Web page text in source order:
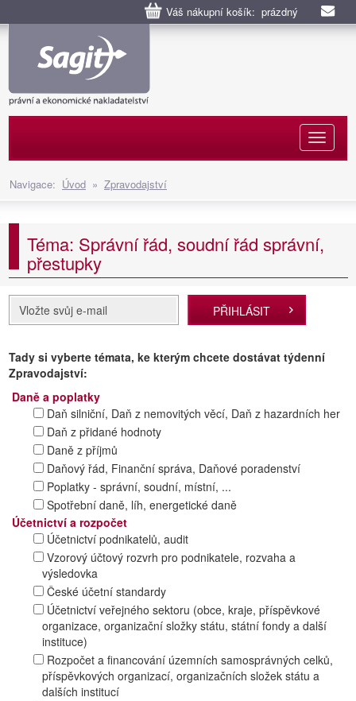
Váš nákupní košík: prázdný
Navigace: Úvod » Zpravodajství
Téma: Správní řád, soudní řád správní,
přestupky
PŘIHLÁSIT
Tady si vyberte témata, ke kterým chcete dostávat týdenní
Zpravodajství:
Daně a poplatky
Daň silniční, Daň z nemovitých věcí, Daň z hazardních her
Daň z přidané hodnoty
Daně z příjmů
Daňový řád, Finanční správa, Daňové poradenství
Poplatky - správní, soudní, místní, ...
Spotřební daně, líh, energetické daně
Účetnictví a rozpočet
Účetnictví podnikatelů, audit
Vzorový účtový rozvrh pro podnikatele, rozvaha a
výsledovka
České účetní standardy
Účetnictví veřejného sektoru (obce, kraje, příspěvkové
organizace, organizační složky státu, státní fondy a další
instituce)
Rozpočet a financování územních samosprávných celků,
příspěvkových organizací, organizačních složek státu a
dalších institucí